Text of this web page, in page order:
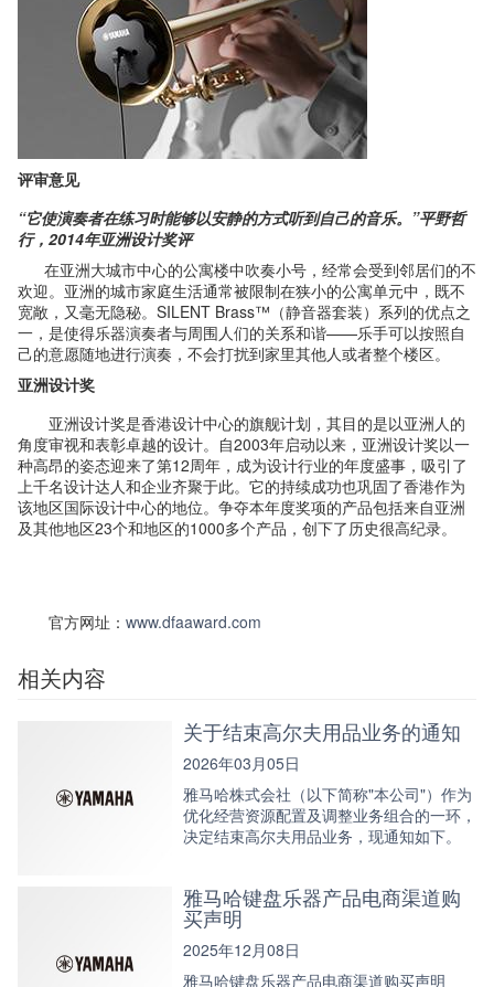
评审意见
“它使演奏者在练习时能够以安静的方式听到自己的音乐。”平野哲
行， 2014年亚洲设计奖评
在亚洲大城市中心的公寓楼中吹奏小号，经常会受到邻居们的不
欢迎。亚洲的城市家庭生活通常被限制在狭小的公寓单元中，既不
宽敞，又毫无隐秘。SILENT Brass™（静音器套装）系列的优点之
一，是使得乐器演奏者与周围人们的关系和谐——乐手可以按照自
己的意愿随地进行演奏，不会打扰到家里其他人或者整个楼区。
亚洲设计奖
亚洲设计奖是香港设计中心的旗舰计划，其目的是以亚洲人的
角度审视和表彰卓越的设计。自2003年启动以来，亚洲设计奖以一
种高昂的姿态迎来了第12周年，成为设计行业的年度盛事，吸引了
上千名设计达人和企业齐聚于此。它的持续成功也巩固了香港作为
该地区国际设计中心的地位。争夺本年度奖项的产品包括来自亚洲
及其他地区23个和地区的1000多个产品，创下了历史很高纪录。
官方网址： www.dfaaward.com
相关内容
关于结束高尔夫用品业务的通知
2026年03月05日
雅马哈株式会社（以下简称"本公司"）作为
优化经营资源配置及调整业务组合的一环，
决定结束高尔夫用品业务，现通知如下。
雅马哈键盘乐器产品电商渠道购
买声明
2025年12月08日
雅马哈键盘乐器产品电商渠道购买声明